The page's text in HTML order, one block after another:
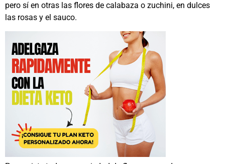
pero sí en otras las flores de calabaza o zuchini, en dulces
las rosas y el sauco.